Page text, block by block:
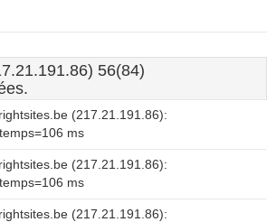
56(84)
(217.21.191.86):
ms
(217.21.191.86):
ms
(217.21.191.86):